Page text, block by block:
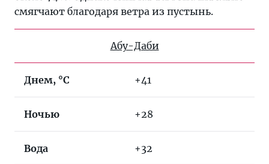
смягчают благодаря ветра из пустынь.
Абу-Даби
Днем, °C +41
Ночью +28
Вода +32